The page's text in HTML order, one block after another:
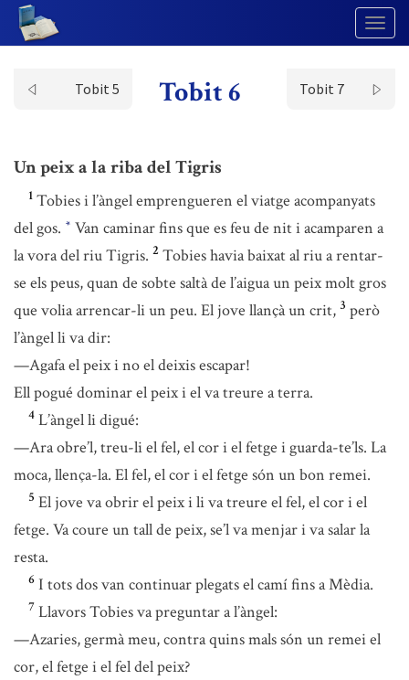
Tobit 5 Tobit 6 Tobit 7
Un peix a la riba del Tigris
1 Tobies i l’àngel emprengueren el viatge acompanyats
del gos. * Van caminar fins que es feu de nit i acamparen a
la vora del riu Tigris. 2 Tobies havia baixat al riu a rentar-
se els peus, quan de sobte saltà de l’aigua un peix molt gros
que volia arrencar-li un peu. El jove llançà un crit, 3 però
l’àngel li va dir:
—Agafa el peix i no el deixis escapar!
Ell pogué dominar el peix i el va treure a terra.
4 L’àngel li digué:
—Ara obre’l, treu-li el fel, el cor i el fetge i guarda-te’ls. La
moca, llença-la. El fel, el cor i el fetge són un bon remei.
5 El jove va obrir el peix i li va treure el fel, el cor i el
fetge. Va coure un tall de peix, se’l va menjar i va salar la
resta.
6 I tots dos van continuar plegats el camí fins a Mèdia.
7 Llavors Tobies va preguntar a l’àngel:
—Azaries, germà meu, contra quins mals són un remei el
cor, el fetge i el fel del peix?